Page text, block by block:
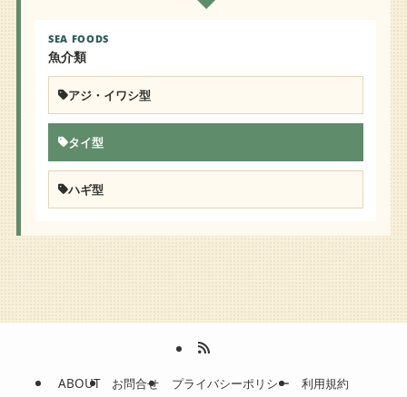
SEA FOODS
魚介類
アジ・イワシ型
タイ型
ハギ型
ABOUT お問合せ プライバシーポリシー 利用規約